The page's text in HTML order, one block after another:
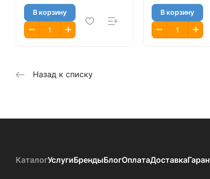
В корзину В корзину
Назад к списку
КаталогУслугиБрендыБлогОплатаДоставка